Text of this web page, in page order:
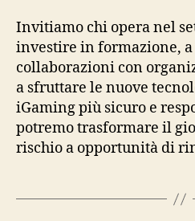
Invitiamo chi opera nel
investire in formazione,
collaborazioni con
a sfruttare le nuove
iGaming più sicuro e
potremo trasformare il
rischio a opportunità di